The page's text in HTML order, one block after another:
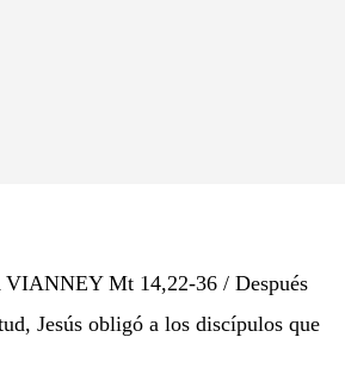
Mt 14,22-36 / Después
Jesús obligó a los discípulos que